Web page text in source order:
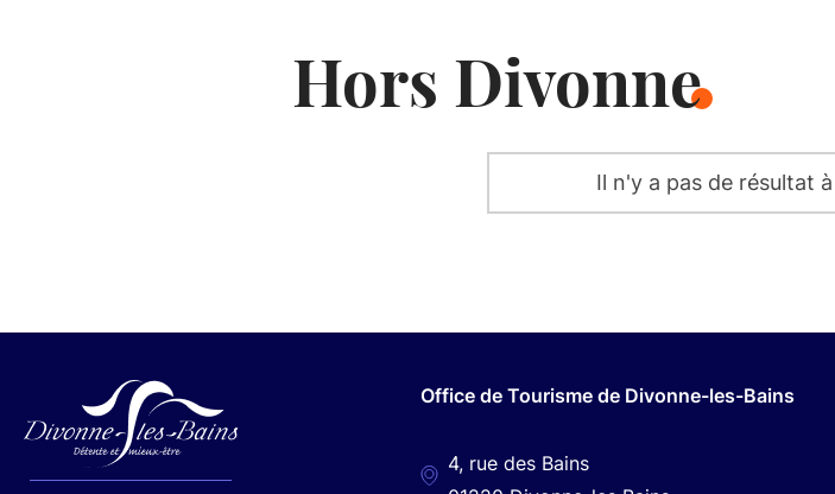
a
r
h
Hors Divonne
s
Il n'y a pas de résultat
Office de Tourisme de Divonne-les-Bains
4, rue des Bains